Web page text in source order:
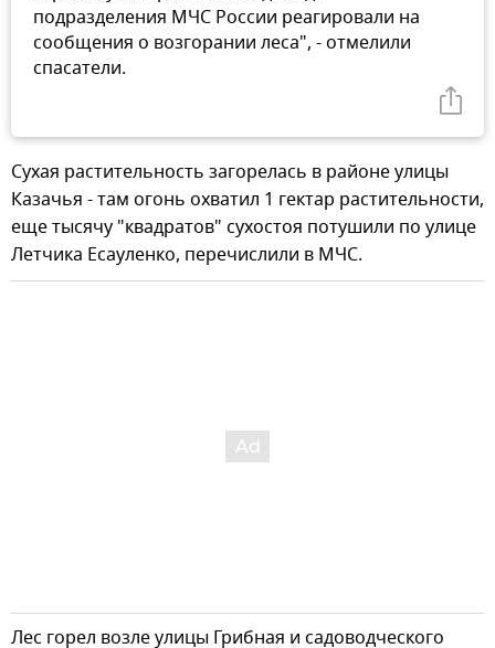
подразделения МЧС России реагировали на
сообщения о возгорании леса", - отмелили
спасатели.
Сухая растительность загорелась в районе улицы
Казачья - там огонь охватил 1 гектар растительности,
еще тысячу "квадратов" сухостоя потушили по улице
Летчика Есауленко, перечислили в МЧС.
Лес горел возле улицы Грибная и садоводческого